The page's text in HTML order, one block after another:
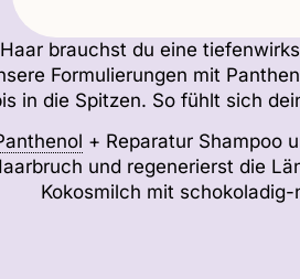
brauchst du eine
Formulierungen mit
in die Spitzen. So fühlt sich
+ Reparatur Shampoo
und regenerierst die
Kokosmilch mit